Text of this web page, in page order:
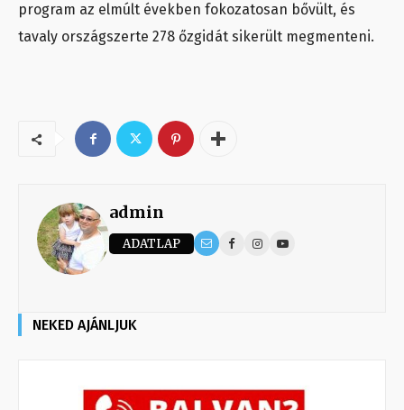
program az elmúlt években fokozatosan bővült, és
tavaly országszerte 278 őzgidát sikerült megmenteni.
admin
ADATLAP
NEKED AJÁNLJUK